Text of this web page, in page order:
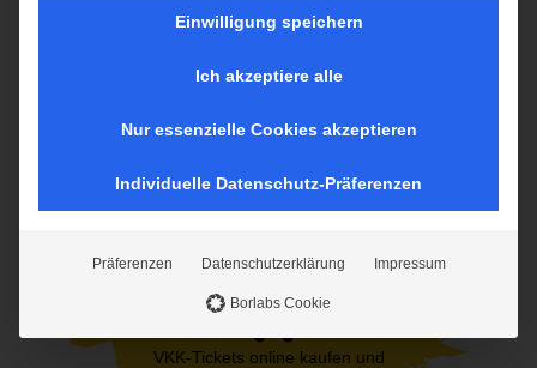
VKK-Tickets online kaufen und
externe Services akzeptiert werden, ist für den Zugriff
auf diese Inhalte keine manuelle Einwilligung mehr
Einwilligung speichern
Ich akzeptiere alle
Nur essenzielle Cookies akzeptieren
Individuelle Datenschutz-Präferenzen
Präferenzen Datenschutzerklärung Impressum
Borlabs Cookie